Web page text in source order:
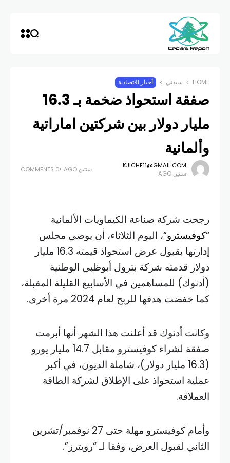
HOME سيدتي أخبار اقتصادية
صفقة استحواذ ضخمة بـ 16.3
مليار دولار بين شركتين اماراتية
وألمانية
KJICHE11@GMAIL.COM
سنتين AGO
سنتين AGO 0 COMMENTS
رجحت شركة صناعة الكيماويات الألمانية
“كوفيسترو“، اليوم الثلاثاء، أن يوصي مجلس
إدارتها بقبول عرض استحواذ قيمته 16.3 مليار
دولار قدمته شركة بترول أبوظبي الوطنية
(أدنوك) للمساهمين في الأسابيع القليلة المقبلة،
كما خفضت هدفها للربح لعام 2024 مرة أخرى.
وكانت أدنوك قد أعلنت هذا الشهر أنها أبرمت
صفقة لشراء كوفيسترو مقابل 14.7 مليار يورو
(16.3 مليار دولار)، شاملة الديون، في أكبر
عملية استحواذ على الإطلاق لشركة الطاقة
العملاقة.
وأمام كوفيسترو مهلة حتى 27 نوفمبر/تشرين
الثاني لقبول العرض، وفقا لـ “رويترز”.